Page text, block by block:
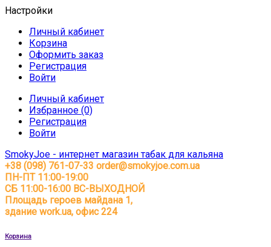
Настройки
Личный кабинет
Корзина
Оформить заказ
Регистрация
Войти
Личный кабинет
Избранное (0)
Регистрация
Войти
SmokyJoe - интернет магазин табак для кальяна
+38 (098) 761-07-33 order@smokyjoe.com.ua
ПН-ПТ 11:00-19:00
СБ 11:00-16:00 ВС-ВЫХОДНОЙ
Площадь героев майдана 1,
здание work.ua, офис 224
Корзина